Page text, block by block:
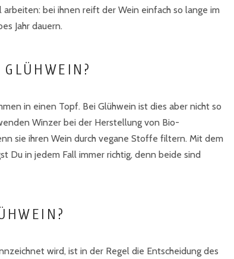
bei ihnen reift der Wein einfach so lange im
Jahr dauern.
in einen Topf. Bei Glühwein ist dies aber nicht so
Winzer bei der Herstellung von Bio-
sie ihren Wein durch vegane Stoffe filtern. Mit dem
Du in jedem Fall immer richtig, denn beide sind
wird, ist in der Regel die Entscheidung des